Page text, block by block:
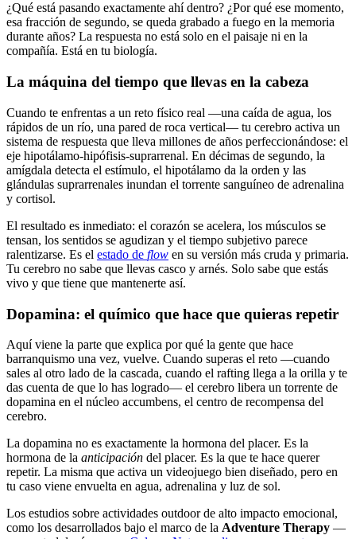
¿Qué está pasando exactamente ahí dentro? ¿Por qué ese momento,
esa fracción de segundo, se queda grabado a fuego en la memoria
durante años? La respuesta no está solo en el paisaje ni en la
compañía. Está en tu biología.
La máquina del tiempo que llevas en la cabeza
Cuando te enfrentas a un reto físico real —una caída de agua, los
rápidos de un río, una pared de roca vertical— tu cerebro activa un
sistema de respuesta que lleva millones de años perfeccionándose: el
eje hipotálamo-hipófisis-suprarrenal. En décimas de segundo, la
amígdala detecta el estímulo, el hipotálamo da la orden y las
glándulas suprarrenales inundan el torrente sanguíneo de adrenalina
y cortisol.
El resultado es inmediato: el corazón se acelera, los músculos se
tensan, los sentidos se agudizan y el tiempo subjetivo parece
ralentizarse. Es el estado de flow en su versión más cruda y primaria.
Tu cerebro no sabe que llevas casco y arnés. Solo sabe que estás
vivo y que tiene que mantenerte así.
Dopamina: el químico que hace que quieras repetir
Aquí viene la parte que explica por qué la gente que hace
barranquismo una vez, vuelve. Cuando superas el reto —cuando
sales al otro lado de la cascada, cuando el rafting llega a la orilla y te
das cuenta de que lo has logrado— el cerebro libera un torrente de
dopamina en el núcleo accumbens, el centro de recompensa del
cerebro.
La dopamina no es exactamente la hormona del placer. Es la
hormona de la anticipación del placer. Es la que te hace querer
repetir. La misma que activa un videojuego bien diseñado, pero en
tu caso viene envuelta en agua, adrenalina y luz de sol.
Los estudios sobre actividades outdoor de alto impacto emocional,
como los desarrollados bajo el marco de la Adventure Therapy —